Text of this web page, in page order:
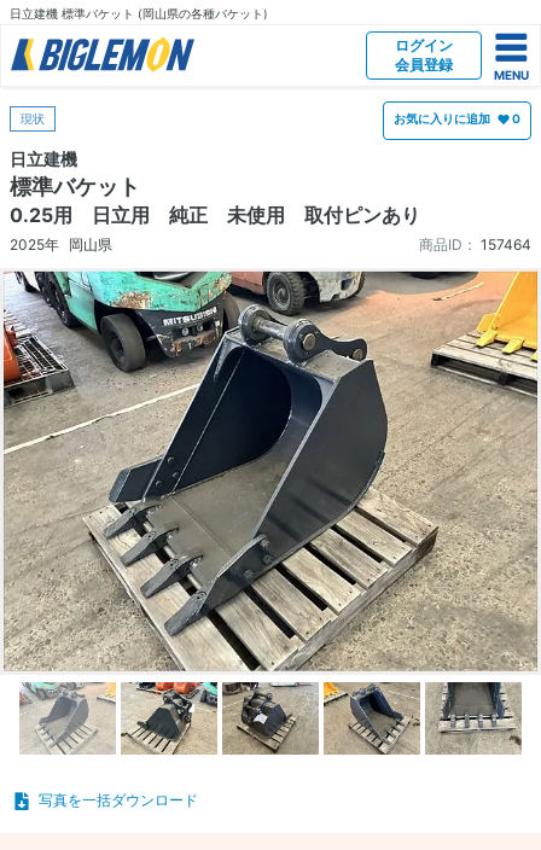
日立建機 標準バケット (岡山県の各種バケット)
ログイン
会員登録
現状 お気に入りに追加 0
日立建機
標準バケット
0.25用 日立用 純正 未使用 取付ピンあり
2025年 岡山県 商品ID： 157464
写真を一括ダウンロード